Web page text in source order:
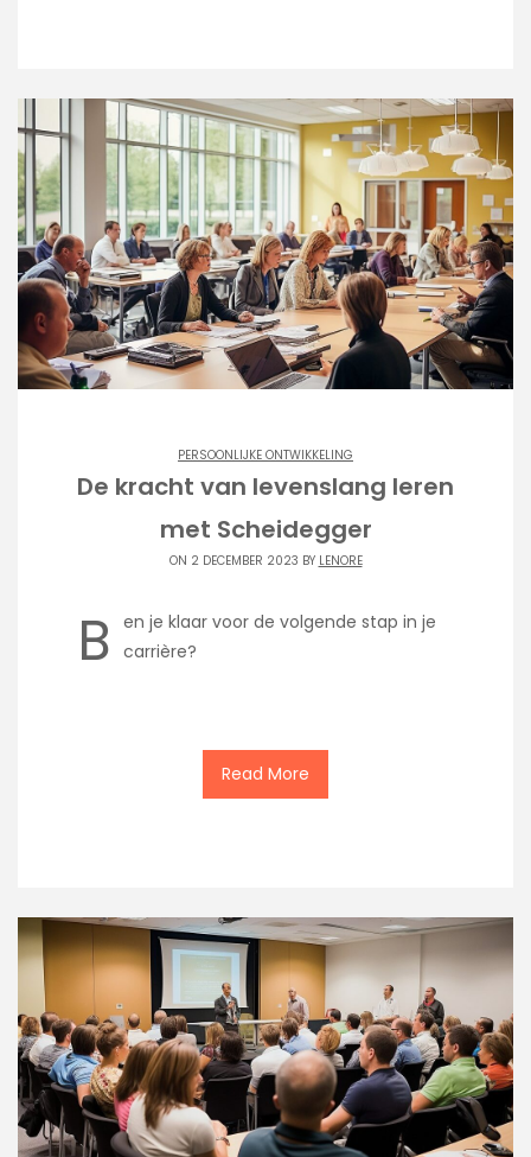
PERSOONLIJKE ONTWIKKELING
De kracht van levenslang leren
met Scheidegger
ON 2 DECEMBER 2023 BY LENORE
B en je klaar voor de volgende stap in je
carrière?
Read More